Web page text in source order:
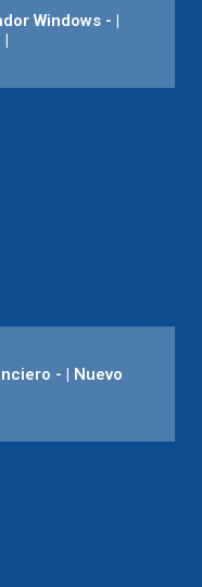
Windows - |
|
- | Nuevo